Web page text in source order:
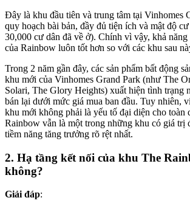
Đây là khu đầu tiên và trung tâm tại Vinhomes
quy hoạch bài bản, đầy đủ tiện ích và mật độ
30,000 cư dân đã về ở). Chính vì vậy, khả
của Rainbow luôn tốt hơn so với các khu sau
Trong 2 năm gần đây, các sản phẩm bất động
khu mới của Vinhomes Grand Park (như The
Solari, The Glory Heights) xuất hiện tình trạng
bán lại dưới mức giá mua ban đầu. Tuy nhiên,
khu mới không phải là yếu tố đại diện cho toàn
Rainbow vẫn là một trong những khu có giá trị
tiềm năng tăng trưởng rõ rệt nhất.
2. Hạ tầng kết nối của khu The
không?
Giải đáp: